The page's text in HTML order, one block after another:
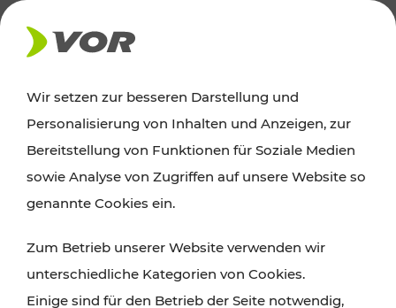
AKTUELLES
News
Alle wichtigen Meldungen zu Fahrplanänderungen,
finden Sie hier im Überblick.
Wir setzen zur besseren Darstellung und
Personalisierung von Inhalten und Anzeigen, zur
Bereitstellung von Funktionen für Soziale Medien
sowie Analyse von Zugriffen auf unsere Website so
genannte Cookies ein.
Zum Betrieb unserer Website verwenden wir
unterschiedliche Kategorien von Cookies.
Einige sind für den Betrieb der Seite notwendig,